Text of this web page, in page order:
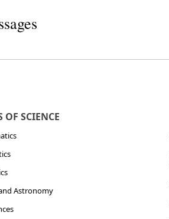
OF SCIENCE
Astronomy